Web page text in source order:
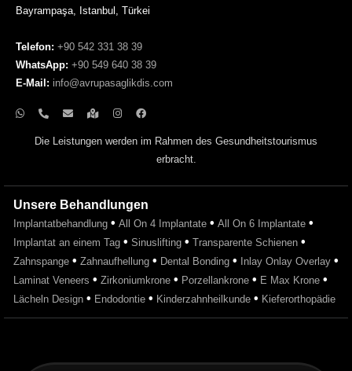
Bayrampaşa, Istanbul, Türkei
Telefon: +90 542 331 38 39
WhatsApp: +90 549 640 38 39
E-Mail: info@avrupasaglikdis.com
Die Leistungen werden im Rahmen des Gesundheitstourismus
erbracht.
Unsere Behandlungen
Implantatbehandlung • All On 4 Implantate • All On 6 Implantate •
Implantat an einem Tag • Sinuslifting • Transparente Schienen •
Zahnspange • Zahnaufhellung • Dental Bonding • Inlay Onlay Overlay •
Laminat Veneers • Zirkoniumkrone • Porzellankrone • E Max Krone •
Lächeln Design • Endodontie • Kinderzahnheilkunde • Kieferorthopädie